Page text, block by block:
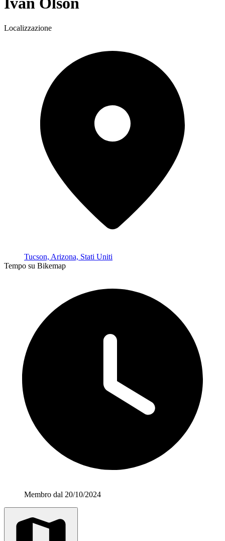
Localizzazione
Tucson, Arizona, Stati Uniti
Tempo su Bikemap
Membro dal 20/10/2024